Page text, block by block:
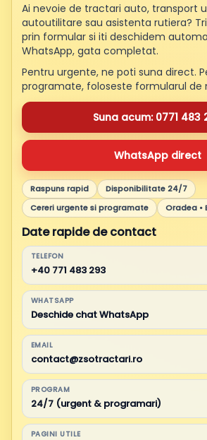
Ai nevoie de tractari auto, transport
autoutilitare sau asistenta rutiera?
prin formular si iti deschidem
WhatsApp, gata completat.
Pentru urgente, ne poti suna direct.
programate, foloseste formularul de
Suna acum: 0771 483
WhatsApp direct
Raspuns rapid
Disponibilitate 24/7
Cereri urgente si programate
Oradea •
Date rapide de contact
TELEFON
+40 771 483 293
WHATSAPP
Deschide chat WhatsApp
EMAIL
contact@zsotractari.ro
PROGRAM
24/7 (urgent & programari)
PAGINI UTILE